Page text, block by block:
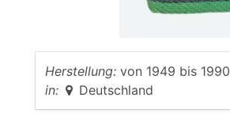
Herstellung: von 1949 bis 1990
in:
Deutschland